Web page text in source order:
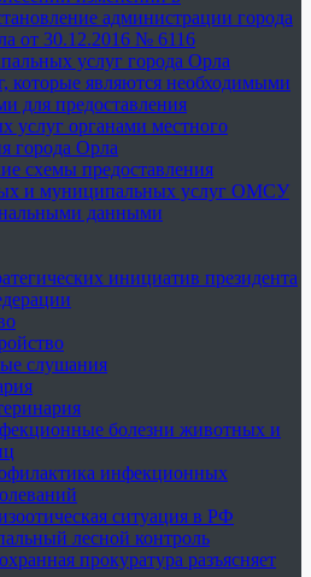
администрации города
от 30.12.2016 № 6116
услуг города Орла
которые являются необходимыми
для предоставления
услуг органами местного
города Орла
схемы предоставления
и муниципальных услуг ОМСУ
данными
инициатив президента
слушания
болезни животных и
инфекционных
ситуация в РФ
лесной контроль
прокуратура разъясняет